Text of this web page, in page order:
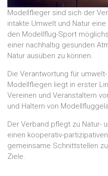
Modellflieger sind sich der
intakte Umwelt und Natur
den Modellflug-Sport
einer nachhaltig gesunden
Natur ausüben zu können.
Die Verantwortung für
Modellfliegen liegt in erster
Vereinen und Veranstaltern
und Haltern von
Der Verband pflegt zu Natur-
einen kooperativ-
gemeinsame Schnittstellen
Ziele.